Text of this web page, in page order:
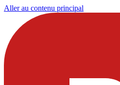
Aller au contenu principal